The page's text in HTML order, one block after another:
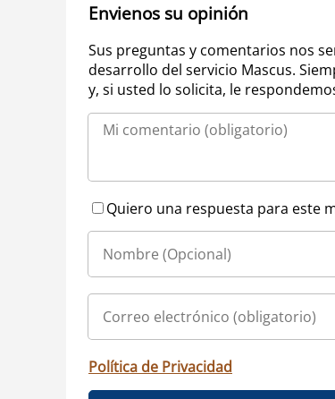
Envienos su opinión
Sus preguntas y comentarios nos
desarrollo del servicio Mascus.
y, si usted lo solicita, le
Quiero una respuesta para este
Política de Privacidad